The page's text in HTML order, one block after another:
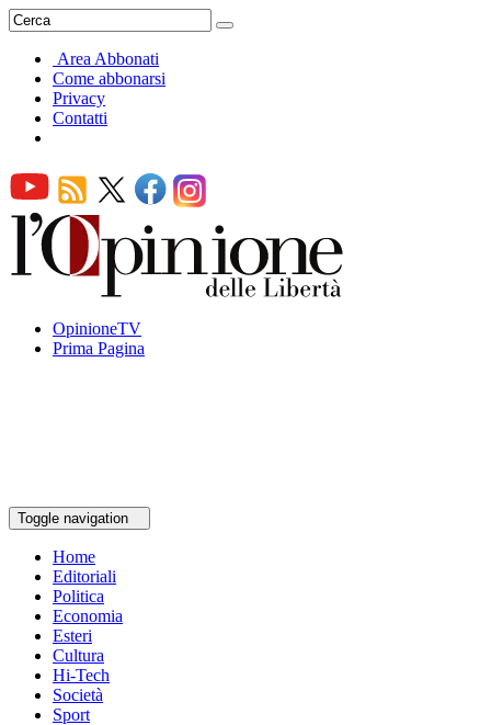
Area Abbonati
Come abbonarsi
Privacy
Contatti
OpinioneTV
Prima Pagina
Toggle navigation
Home
Editoriali
Politica
Economia
Esteri
Cultura
Hi-Tech
Società
Sport